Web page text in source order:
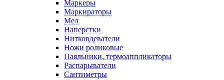
Маркеры
Маркираторы
Мел
Наперстки
Нитковдеватели
Ножи роликовые
Паяльники, термоаппликаторы
Распарыватели
Сантиметры